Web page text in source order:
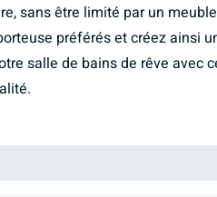
sans être limité par un
préférés et créez ainsi
salle de bains de rêve avec